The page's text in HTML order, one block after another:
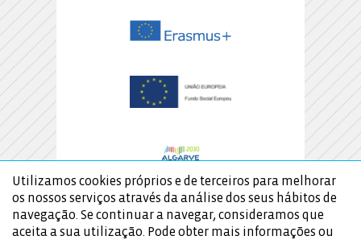
Utilizamos cookies próprios e de terceiros para melhorar
os nossos serviços através da análise dos seus hábitos de
navegação. Se continuar a navegar, consideramos que
aceita a sua utilização. Pode obter mais informações ou